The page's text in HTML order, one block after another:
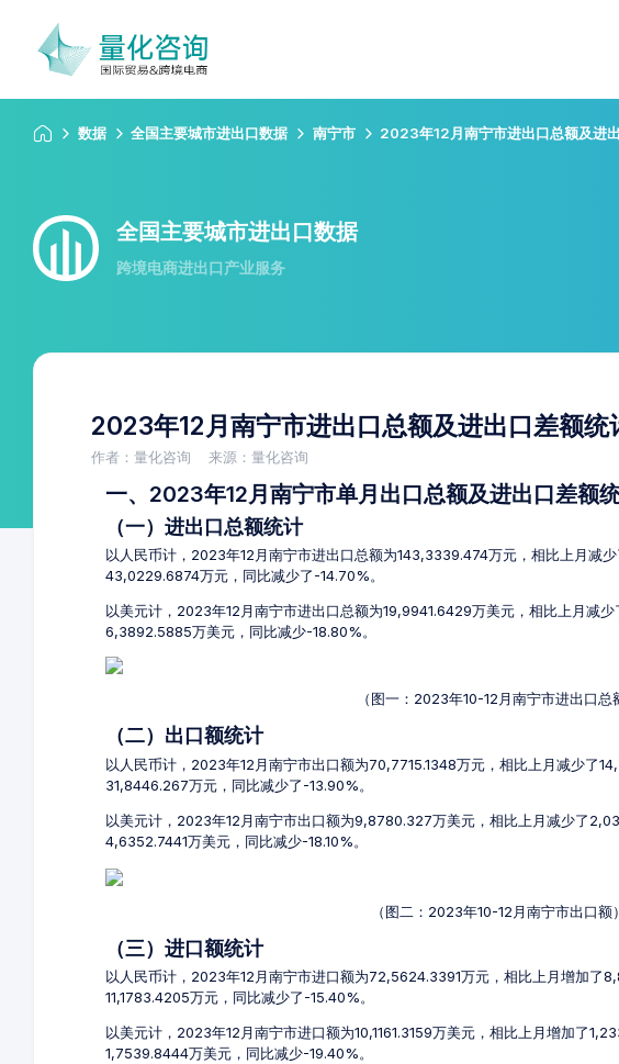
数据 全国主要城市进出口数据 南宁市 2023年12月南宁市进出口总额及进
全国主要城市进出口数据
跨境电商进出口产业服务
2023年12月南宁市进出口总额及进出口差额统
作者：量化咨询 来源：量化咨询
一、2023年12月南宁市单月出口总额及进出口差额
（一）进出口总额统计
以人民币计，2023年12月南宁市进出口总额为143,3339.474万元，相比上月减
43,0229.6874万元，同比减少了-14.70%。
以美元计，2023年12月南宁市进出口总额为19,9941.6429万美元，相比上月减
6,3892.5885万美元，同比减少-18.80%。
（图一：2023年10-12月南宁市进出口总
（二）出口额统计
以人民币计，2023年12月南宁市出口额为70,7715.1348万元，相比上月减少了
31,8446.267万元，同比减少了-13.90%。
以美元计，2023年12月南宁市出口额为9,8780.327万美元，相比上月减少了
4,6352.7441万美元，同比减少-18.10%。
（图二：2023年10-12月南宁市出口额）
（三）进口额统计
以人民币计，2023年12月南宁市进口额为72,5624.3391万元，相比上月增加了
11,1783.4205万元，同比减少了-15.40%。
以美元计，2023年12月南宁市进口额为10,1161.3159万美元，相比上月增加了
1,7539.8444万美元，同比减少-19.40%。